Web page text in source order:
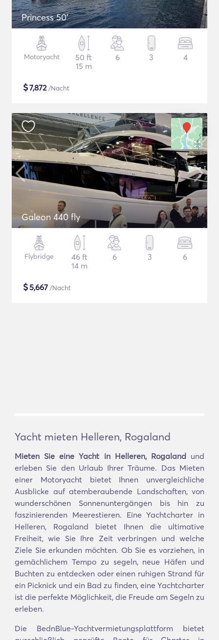
Princess 50'
Motoryacht
50 ft
15 m
6 3 4
$7,872/Nacht
Galeon 440 fly
Flybridge
46 ft
14 m
6 3 6
$5,667 /Nacht
Yacht mieten Helleren, Rogaland
Mieten Sie eine Yacht in Helleren, Rogaland und
erleben Sie den Urlaub Ihrer Träume. Das Mieten
einer Motoryacht bietet Ihnen unvergleichliche
Ausblicke auf atemberaubende Landschaften, von
wunderschönen Sonnenuntergängen bis hin zu
faszinierenden Meerestieren. Eine Yachtcharter in
Helleren, Rogaland bietet Ihnen die ultimative
Freiheit, wie Sie Ihre Zeit verbringen und welche
Ziele Sie erkunden möchten. Ob Sie es vorziehen, in
gemächlichem Tempo zu segeln, neue Häfen und
Buchten zu entdecken oder einen ruhigen Strand für
ein Picknick und ein Bad zu finden, eine Yachtcharter
ist die perfekte Möglichkeit, die Freude am Segeln zu
erleben.
Die BednBlue-Yachtvermietungsplattform bietet